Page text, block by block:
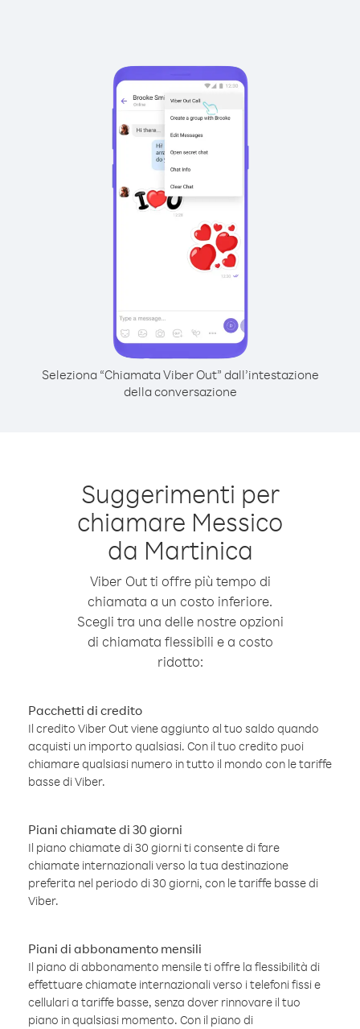
Seleziona “Chiamata Viber Out” dall’intestazione
della conversazione
Suggerimenti per
chiamare Messico
da Martinica
Viber Out ti offre più tempo di
chiamata a un costo inferiore.
Scegli tra una delle nostre opzioni
di chiamata flessibili e a costo
ridotto:
Pacchetti di credito
Il credito Viber Out viene aggiunto al tuo saldo quando
acquisti un importo qualsiasi. Con il tuo credito puoi
chiamare qualsiasi numero in tutto il mondo con le tariffe
basse di Viber.
Piani chiamate di 30 giorni
Il piano chiamate di 30 giorni ti consente di fare
chiamate internazionali verso la tua destinazione
preferita nel periodo di 30 giorni, con le tariffe basse di
Viber.
Piani di abbonamento mensili
Il piano di abbonamento mensile ti offre la flessibilità di
effettuare chiamate internazionali verso i telefoni fissi e
cellulari a tariffe basse, senza dover rinnovare il tuo
piano in qualsiasi momento. Con il piano di